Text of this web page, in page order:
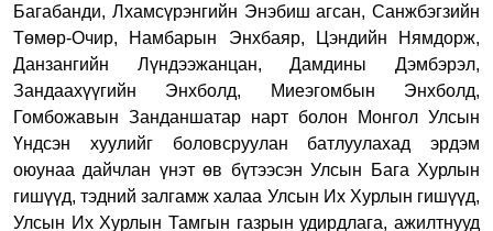
Багабанди, Лхамсүрэнгийн Энэбиш агсан, Санжбэгзийн
Төмөр-Очир, Намбарын Энхбаяр, Цэндийн Нямдорж,
Данзангийн Лүндээжанцан, Дамдины Дэмбэрэл,
Зандаахүүгийн Энхболд, Миеэгомбын Энхболд,
Гомбожавын Занданшатар нарт болон Монгол Улсын
Үндсэн хуулийг боловсруулан батлуулахад эрдэм
оюунаа дайчлан үнэт өв бүтээсэн Улсын Бага Хурлын
гишүүд, тэдний залгамж халаа Улсын Их Хурлын гишүүд,
Улсын Их Хурлын Тамгын газрын удирдлага, ажилтнууд